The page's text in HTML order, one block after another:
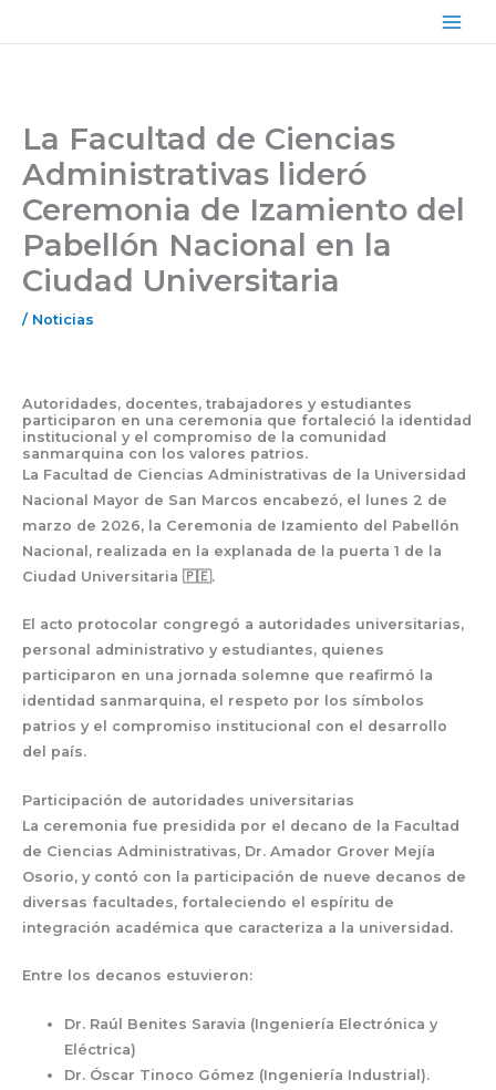
Main
La Facultad de Ciencias
Administrativas lideró
Ceremonia de Izamiento del
Pabellón Nacional en la
Ciudad Universitaria
/ Noticias
Autoridades, docentes, trabajadores y estudiantes
participaron en una ceremonia que fortaleció la identidad
institucional y el compromiso de la comunidad
sanmarquina con los valores patrios.
La Facultad de Ciencias Administrativas de la Universidad
Nacional Mayor de San Marcos encabezó, el lunes 2 de
marzo de 2026, la Ceremonia de Izamiento del Pabellón
Nacional, realizada en la explanada de la puerta 1 de la
Ciudad Universitaria 🇵🇪.
El acto protocolar congregó a autoridades universitarias,
personal administrativo y estudiantes, quienes
participaron en una jornada solemne que reafirmó la
identidad sanmarquina, el respeto por los símbolos
patrios y el compromiso institucional con el desarrollo
del país.
Participación de autoridades universitarias
La ceremonia fue presidida por el decano de la Facultad
de Ciencias Administrativas, Dr. Amador Grover Mejía
Osorio, y contó con la participación de nueve decanos de
diversas facultades, fortaleciendo el espíritu de
integración académica que caracteriza a la universidad.
Entre los decanos estuvieron:
Dr. Raúl Benites Saravia (Ingeniería Electrónica y
Eléctrica)
Dr. Óscar Tinoco Gómez (Ingeniería Industrial).